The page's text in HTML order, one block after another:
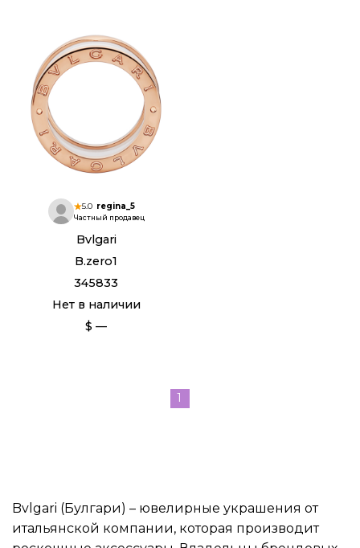
5.0 regina_5
Частный продавец
Bvlgari
B.zero1
345833
Нет в наличии
$ —
1
Bvlgari (Булгари) – ювелирные украшения от
итальянской компании, которая производит